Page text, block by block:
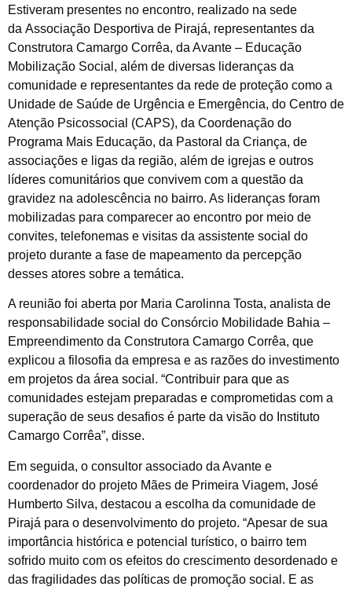
Estiveram presentes no encontro, realizado na sede
da Associação Desportiva de Pirajá, representantes da
Construtora Camargo Corrêa, da Avante – Educação
Mobilização Social, além de diversas lideranças da
comunidade e representantes da rede de proteção como a
Unidade de Saúde de Urgência e Emergência, do Centro de
Atenção Psicossocial (CAPS), da Coordenação do
Programa Mais Educação, da Pastoral da Criança, de
associações e ligas da região, além de igrejas e outros
líderes comunitários que convivem com a questão da
gravidez na adolescência no bairro. As lideranças foram
mobilizadas para comparecer ao encontro por meio de
convites, telefonemas e visitas da assistente social do
projeto durante a fase de mapeamento da percepção
desses atores sobre a temática.
A reunião foi aberta por Maria Carolinna Tosta, analista de
responsabilidade social do Consórcio Mobilidade Bahia –
Empreendimento da Construtora Camargo Corrêa, que
explicou a filosofia da empresa e as razões do investimento
em projetos da área social. “Contribuir para que as
comunidades estejam preparadas e comprometidas com a
superação de seus desafios é parte da visão do Instituto
Camargo Corrêa”, disse.
Em seguida, o consultor associado da Avante e
coordenador do projeto Mães de Primeira Viagem, José
Humberto Silva, destacou a escolha da comunidade de
Pirajá para o desenvolvimento do projeto. “Apesar de sua
importância histórica e potencial turístico, o bairro tem
sofrido muito com os efeitos do crescimento desordenado e
das fragilidades das políticas de promoção social. E as